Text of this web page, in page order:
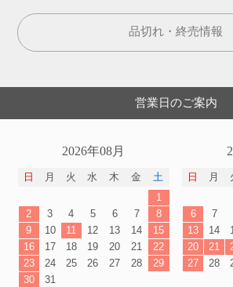
品切れ・終売情報
営業日のご案内
2026年08月
日 月 火 水 木 金
土
1
2
3 4 5 6 7
8
9
10 11 12 13 14
15
16
17 18 19 20 21
22
23
24 25 26 27 28
29
30
31
日 月
6
7
13
14
20
21
27
28